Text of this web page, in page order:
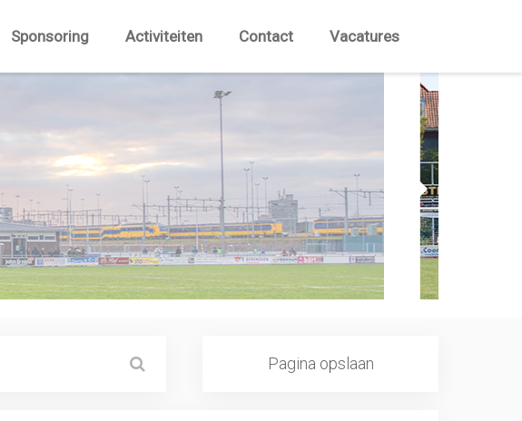
Sponsoring Activiteiten Contact Vacatures
Pagina opslaan